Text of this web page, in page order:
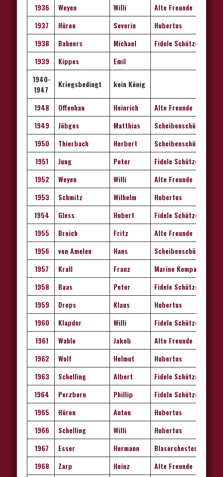
1936 Weyen Willi
Alte Freunde
1937
Hüren Severin
Hubertus
1938
Bahners Michael
Fidele Schützen
1939
Kippes
Emil
1940-
1947
Kriegsbedingt kein König
1948 Offenhau Heinrich
Alte Freunde
1949
Jöbges Matthias
Scheibenschützen
1950
Thierbach Herbert
Scheibenschützen
1951
Jung Peter
Fidele Schützen
1952
Weyen Willi
Alte Freunde
1953
Schmitz Wilhelm
Hubertus
1954
Gless Hubert
Fidele Schützen
1955
Broich Fritz
Alte Freunde
1956
von Amelen Hans
Scheibenschützen
1957
Krall Franz
Marine Kompanie
1958
Baas Peter
Fidele Schützen
1959
Dreps Klaus
Hubertus
1960
Klapdor Willi Fidele Schützen
1961
Wahle Jakob
Alte Freunde
1962
Wolf Helmut
Hubertus
1963
Schelling Albert
Fidele Schützen
1964
Perzborn Phillip
Fidele Schützen
1965
Hüren Anton
Hubertus
1966
Schelling Willi
Hubertus
1967
Esser Hermann
Blasorchester
1968
Zarp Heinz
Alte Freunde